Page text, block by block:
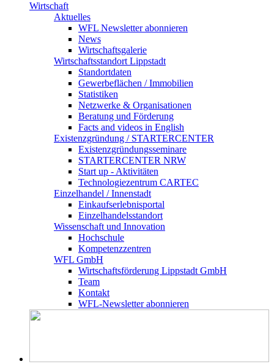
Wirtschaft
Aktuelles
WFL Newsletter abonnieren
News
Wirtschaftsgalerie
Wirtschafts­­standort Lippstadt
Standortdaten
Gewerbeflächen / Immobilien
Statistiken
Netzwerke & Organisationen
Beratung und Förderung
Facts and videos in English
Existenz­gründung / STARTERCENTER
Existenzgründungsseminare
STARTERCENTER NRW
Start up - Aktivitäten
Technologiezentrum CARTEC
Einzelhandel / Innenstadt
Einkaufserlebnisportal
Einzelhandelsstandort
Wissenschaft und Innovation
Hochschule
Kompetenzzentren
WFL GmbH
Wirtschaftsförderung Lippstadt GmbH
Team
Kontakt
WFL-Newsletter abonnieren